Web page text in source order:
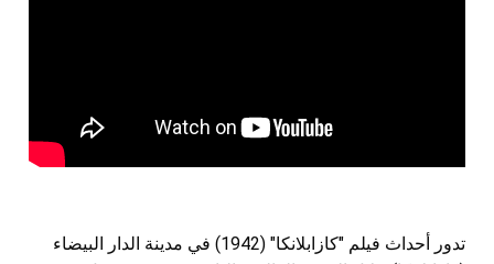
تدور أحداث فيلم "كازابلانكا" (1942) في مدينة الدار البيضاء